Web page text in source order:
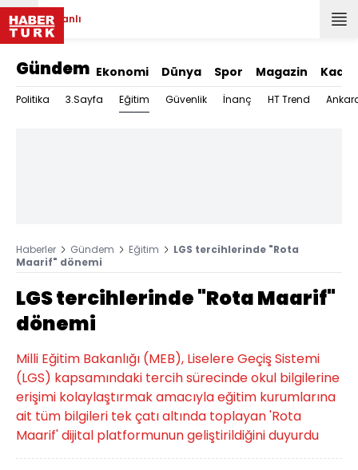
Canlı
Gündem Ekonomi Dünya Spor Magazin Kadın
Politika 3.Sayfa Eğitim Güvenlik İnanç HT Trend
Haberler Gündem Eğitim
LGS tercihlerinde "Rota
Maarif" dönemi
LGS tercihlerinde "Rota Maarif"
dönemi
Milli Eğitim Bakanlığı (MEB), Liselere Geçiş Sistemi
(LGS) kapsamındaki tercih sürecinde okul bilgilerine
erişimi kolaylaştırmak amacıyla eğitim kurumlarına
ait tüm bilgileri tek çatı altında toplayan 'Rota
Maarif' dijital platformunun geliştirildiğini duyurdu